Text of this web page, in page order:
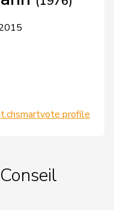
smartvote profile